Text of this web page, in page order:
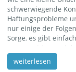
schwerwiegende
Haftungsprobleme
nur einige der
Sorge, es gibt
zu vermeiden und
diesem Artikel
eines überzogenen
weiterlesen